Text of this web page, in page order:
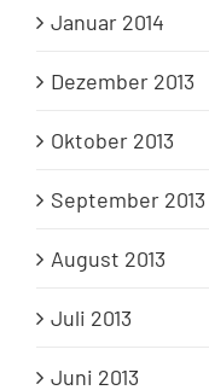
Januar 2014
Dezember 2013
Oktober 2013
September 2013
August 2013
Juli 2013
Juni 2013